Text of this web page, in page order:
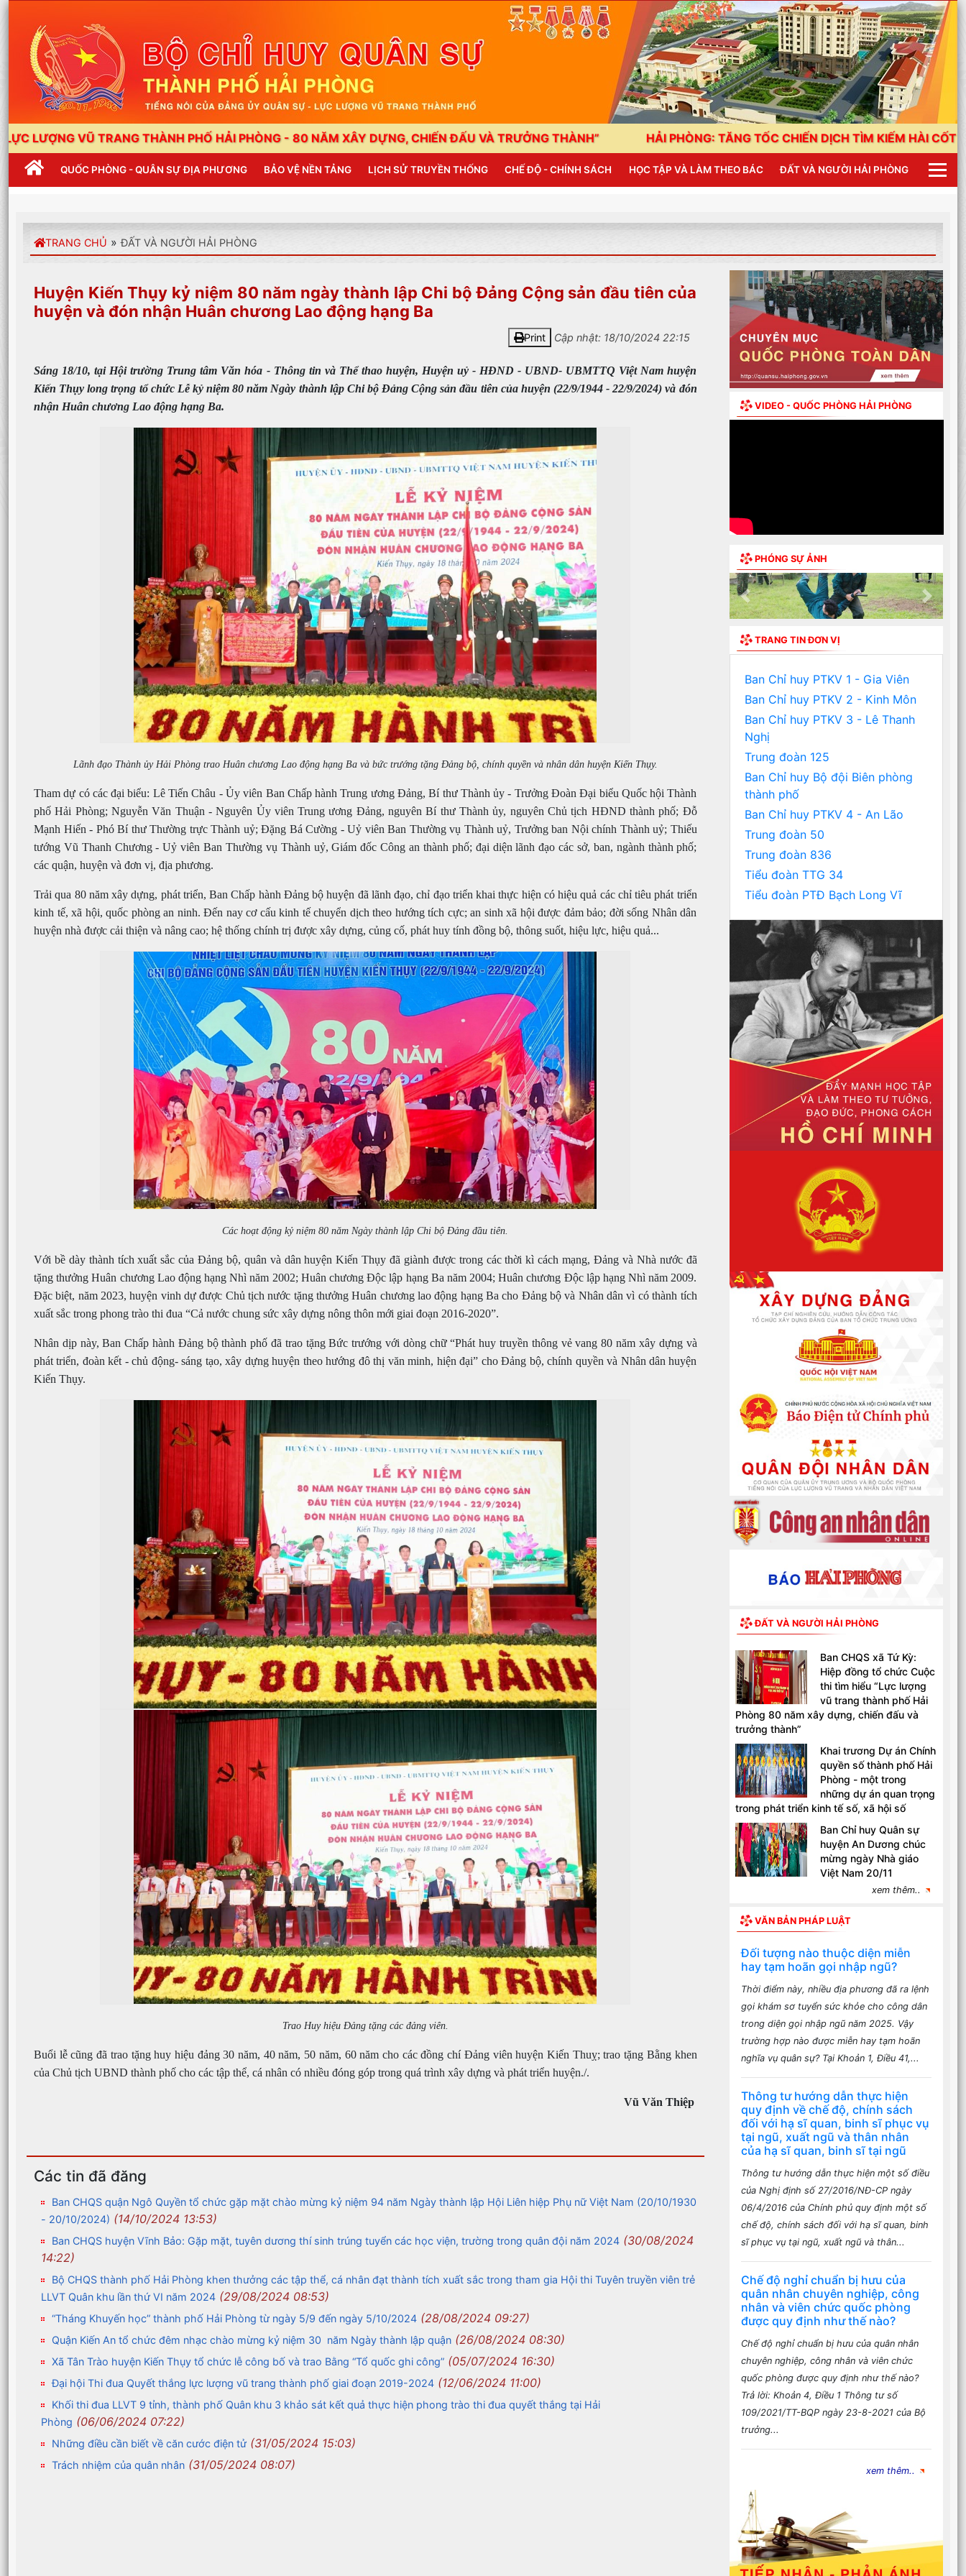
TRANG THÀNH PHỐ HẢI PHÒNG - 80 NĂM XÂY DỰNG, CHIẾN ĐẤU VÀ TRƯỞNG THÀNH” HẢI PHÒNG: TĂNG TỐC CHIẾN DỊCH TÌM KIẾM HÀI CỐT LIỆT SĨ
QUỐC PHÒNG - QUÂN SỰ ĐỊA PHƯƠNG BẢO VỆ NỀN TẢNG LỊCH SỬ TRUYỀN THỐNG CHẾ ĐỘ - CHÍNH SÁCH HỌC TẬP VÀ LÀM THEO BÁC ĐẤT VÀ NGƯỜI HẢI PHÒNG
TRANG CHỦ »ĐẤT VÀ NGƯỜI HẢI PHÒNG
Huyện Kiến Thụy kỷ niệm 80 năm ngày thành lập Chi bộ Đảng Cộng sản đầu tiên của
huyện và đón nhận Huân chương Lao động hạng Ba
Print Cập nhật: 18/10/2024 22:15
Sáng 18/10, tại Hội trường Trung tâm Văn hóa - Thông tin và Thể thao huyện, Huyện uỷ - HĐND - UBND- UBMTTQ Việt Nam huyện
Kiến Thụy long trọng tổ chức Lễ kỷ niệm 80 năm Ngày thành lập Chi bộ Đảng Cộng sản đầu tiên của huyện (22/9/1944 - 22/9/2024) và đón
nhận Huân chương Lao động hạng Ba.
Lãnh đạo Thành ủy Hải Phòng trao Huân chương Lao động hạng Ba và bức trướng tặng Đảng bộ, chính quyền và nhân dân huyện Kiến Thụy.
Tham dự có các đại biểu: Lê Tiến Châu - Ủy viên Ban Chấp hành Trung ương Đảng, Bí thư Thành ủy - Trưởng Đoàn Đại biểu Quốc hội Thành
phố Hải Phòng; Nguyễn Văn Thuận - Nguyên Ủy viên Trung ương Đảng, nguyên Bí thư Thành ủy, nguyên Chủ tịch HĐND thành phố; Đỗ
Mạnh Hiến - Phó Bí thư Thường trực Thành uỷ; Đặng Bá Cường - Uỷ viên Ban Thường vụ Thành uỷ, Trưởng ban Nội chính Thành uỷ; Thiếu
tướng Vũ Thanh Chương - Uỷ viên Ban Thường vụ Thành uỷ, Giám đốc Công an thành phố; đại diện lãnh đạo các sở, ban, ngành thành phố;
các quận, huyện và đơn vị, địa phương.
Trải qua 80 năm xây dựng, phát triển, Ban Chấp hành Đảng bộ huyện đã lãnh đạo, chỉ đạo triển khai thực hiện có hiệu quả các chỉ tiêu phát triển
kinh tế, xã hội, quốc phòng an ninh. Đến nay cơ cấu kinh tế chuyển dịch theo hướng tích cực; an sinh xã hội được đảm bảo; đời sống Nhân dân
huyện nhà được cải thiện và nâng cao; hệ thống chính trị được xây dựng, củng cố, phát huy tính đồng bộ, thông suốt, hiệu lực, hiệu quả...
Các hoạt động kỷ niệm 80 năm Ngày thành lập Chi bộ Đảng đầu tiên.
Với bề dày thành tích xuất sắc của Đảng bộ, quân và dân huyện Kiến Thụy đã giành được trong các thời kì cách mạng, Đảng và Nhà nước đã
tặng thưởng Huân chương Lao động hạng Nhì năm 2002; Huân chương Độc lập hạng Ba năm 2004; Huân chương Độc lập hạng Nhì năm 2009.
Đặc biệt, năm 2023, huyện vinh dự được Chủ tịch nước tặng thưởng Huân chương lao động hạng Ba cho Đảng bộ và Nhân dân vì có thành tích
xuất sắc trong phong trào thi đua “Cả nước chung sức xây dựng nông thôn mới giai đoạn 2016-2020”.
Nhân dịp này, Ban Chấp hành Đảng bộ thành phố đã trao tặng Bức trướng với dòng chữ “Phát huy truyền thông vẻ vang 80 năm xây dựng và
phát triển, đoàn kết - chủ động- sáng tạo, xây dựng huyện theo hướng đô thị văn minh, hiện đại” cho Đảng bộ, chính quyền và Nhân dân huyện
Kiến Thụy.
Trao Huy hiệu Đảng tặng các đảng viên.
Buổi lễ cũng đã trao tặng huy hiệu đảng 30 năm, 40 năm, 50 năm, 60 năm cho các đồng chí Đảng viên huyện Kiến Thuỵ; trao tặng Bằng khen
của Chủ tịch UBND thành phố cho các tập thể, cá nhân có nhiều đóng góp trong quá trình xây dựng và phát triển huyện./.
Vũ Văn Thiệp
Các tin đã đăng
Ban CHQS quận Ngô Quyền tổ chức gặp mặt chào mừng kỷ niệm 94 năm Ngày thành lập Hội Liên hiệp Phụ nữ Việt Nam (20/10/1930
- 20/10/2024) (14/10/2024 13:53)
Ban CHQS huyện Vĩnh Bảo: Gặp mặt, tuyên dương thí sinh trúng tuyển các học viện, trường trong quân đội năm 2024 (30/08/2024
14:22)
Bộ CHQS thành phố Hải Phòng khen thưởng các tập thể, cá nhân đạt thành tích xuất sắc trong tham gia Hội thi Tuyên truyền viên trẻ
LLVT Quân khu lần thứ VI năm 2024 (29/08/2024 08:53)
“Tháng Khuyến học” thành phố Hải Phòng từ ngày 5/9 đến ngày 5/10/2024 (28/08/2024 09:27)
Quận Kiến An tổ chức đêm nhạc chào mừng kỷ niệm 30 năm Ngày thành lập quận (26/08/2024 08:30)
Xã Tân Trào huyện Kiến Thụy tổ chức lễ công bố và trao Bằng “Tổ quốc ghi công” (05/07/2024 16:30)
Đại hội Thi đua Quyết thắng lực lượng vũ trang thành phố giai đoạn 2019-2024 (12/06/2024 11:00)
Khối thi đua LLVT 9 tỉnh, thành phố Quân khu 3 khảo sát kết quả thực hiện phong trào thi đua quyết thắng tại Hải
Phòng (06/06/2024 07:22)
Những điều cần biết về căn cước điện tử (31/05/2024 15:03)
Trách nhiệm của quân nhân (31/05/2024 08:07)
VIDEO - QUỐC PHÒNG HẢI PHÒNG
PHÓNG SỰ ẢNH
Previous Next
TRANG TIN ĐƠN VỊ
Ban Chỉ huy PTKV 1 - Gia Viên
Ban Chỉ huy PTKV 2 - Kinh Môn
Ban Chỉ huy PTKV 3 - Lê Thanh
Nghị
Trung đoàn 125
Ban Chỉ huy Bộ đội Biên phòng
thành phố
Ban Chỉ huy PTKV 4 - An Lão
Trung đoàn 50
Trung đoàn 836
Tiểu đoàn TTG 34
Tiểu đoàn PTĐ Bạch Long Vĩ
ĐẤT VÀ NGƯỜI HẢI PHÒNG
Ban CHQS xã Tứ Kỳ:
Hiệp đồng tổ chức Cuộc
thi tìm hiểu “Lực lượng
vũ trang thành phố Hải
Phòng 80 năm xây dựng, chiến đấu và
trưởng thành”
Khai trương Dự án Chính
quyền số thành phố Hải
Phòng - một trong
những dự án quan trọng
trong phát triển kinh tế số, xã hội số
Ban Chỉ huy Quân sự
huyện An Dương chúc
mừng ngày Nhà giáo
Việt Nam 20/11
xem thêm..
VĂN BẢN PHÁP LUẬT
Đối tượng nào thuộc diện miễn
hay tạm hoãn gọi nhập ngũ?
Thời điểm này, nhiều địa phương đã ra lệnh
gọi khám sơ tuyển sức khỏe cho công dân
trong diện gọi nhập ngũ năm 2025. Vậy
trường hợp nào được miễn hay tạm hoãn
nghĩa vụ quân sự? Tại Khoản 1, Điều 41,...
Thông tư hướng dẫn thực hiện
quy định về chế độ, chính sách
đối với hạ sĩ quan, binh sĩ phục vụ
tại ngũ, xuất ngũ và thân nhân
của hạ sĩ quan, binh sĩ tại ngũ
Thông tư hướng dẫn thực hiện một số điều
của Nghị định số 27/2016/NĐ-CP ngày
06/4/2016 của Chính phủ quy định một số
chế độ, chính sách đối với hạ sĩ quan, binh
sĩ phục vụ tại ngũ, xuất ngũ và thân...
Chế độ nghỉ chuẩn bị hưu của
quân nhân chuyên nghiệp, công
nhân và viên chức quốc phòng
được quy định như thế nào?
Chế độ nghỉ chuẩn bị hưu của quân nhân
chuyên nghiệp, công nhân và viên chức
quốc phòng được quy định như thế nào?
Trả lời: Khoản 4, Điều 1 Thông tư số
109/2021/TT-BQP ngày 23-8-2021 của Bộ
trưởng...
xem thêm..